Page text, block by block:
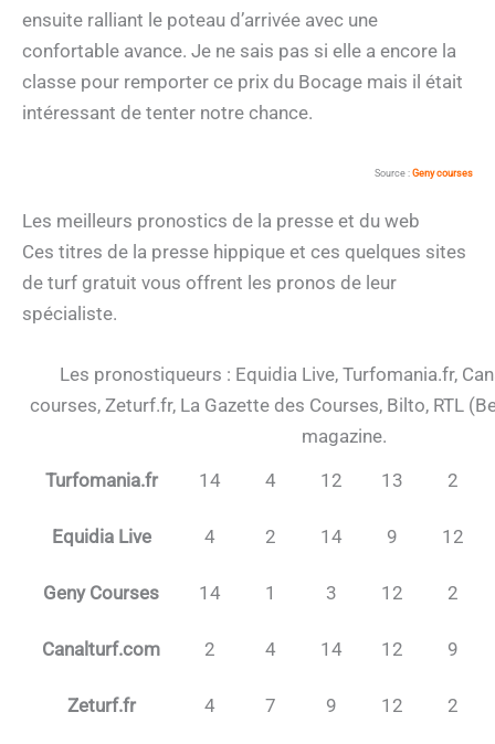
ensuite ralliant le poteau d’arrivée avec une
confortable avance. Je ne sais pas si elle a encore la
classe pour remporter ce prix du Bocage mais il était
intéressant de tenter notre chance.
Source : Geny courses
Les meilleurs pronostics de la presse et du web
Ces titres de la presse hippique et ces quelques sites
de turf gratuit vous offrent les pronos de leur
spécialiste.
Les pronostiqueurs : Equidia Live, Turfomania.fr,
courses, Zeturf.fr, La Gazette des Courses, Bilto, RTL
magazine.
Turfomania.fr
14 4 12 13 2
Equidia Live 4 2 14 9 12
Geny Courses 14 1 3 12 2
Canalturf.com 2 4 14 12 9
Zeturf.fr 4 7 9 12 2